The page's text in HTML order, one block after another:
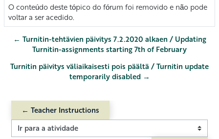
O conteúdo deste tópico do fórum foi removido e não pode
voltar a ser acedido.
← Turnitin-tehtävien päivitys 7.2.2020 alkaen / Updating
Turnitin-assignments starting 7th of February
Turnitin päivitys väliaikaisesti pois päältä / Turnitin update
temporarily disabled →
← Teacher Instructions
Ir para a atividade